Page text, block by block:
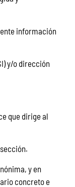
información
y/o dirección
que dirige al
y en
concreto e